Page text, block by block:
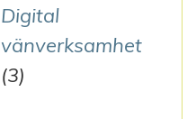
Digital
vänverksamhet
(3)